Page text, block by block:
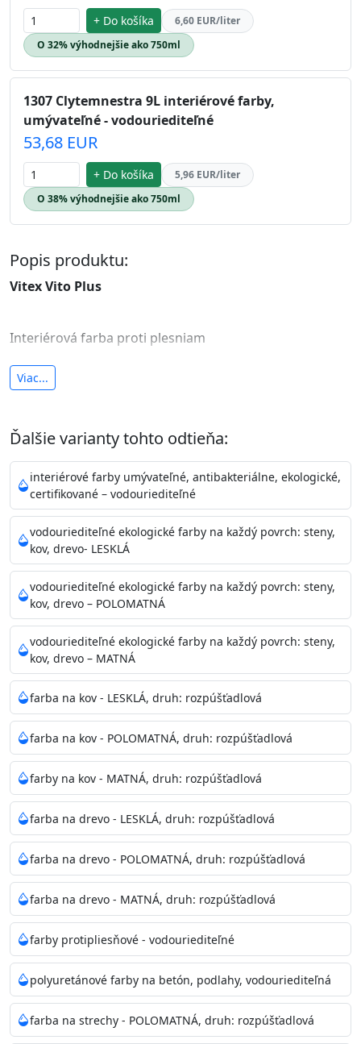
+ Do košíka
6,60 EUR/liter
O 32% výhodnejšie ako 750ml
1307 Clytemnestra 9L interiérové farby,
umývateľné - vodouriediteľné
53,68 EUR
+ Do košíka
5,96 EUR/liter
O 38% výhodnejšie ako 750ml
Popis produktu:
Vitex Vito Plus
Interiérová farba proti plesniam
antibakteriálna a umývateľná
Je interiérová protiplesňová farba s iónmi
Vďaka svojmu špeciálnemu zloženiu
znižuje (o 99,9%) množstvo baktérií na povrchu náteru.
Preto jevhodná na nátery priestor s
vysokými nárokmi na hygienickú čistotu ako sú
nemocnice, pôrodnice, operačné
sály, potravinárske priestory, detské izby, školy,
škôlky, telocvične, a samozrejme je
vhodná aj do bežných priestorov. Je plne umývateľná
(trieda 2 podľa EN 13300) pri
zachovaní priedušnosti vodných pár z natretých
povrchov. Má vynikajúcu kryciu schopnosť,
vysokú výdatnosť a výborný rozliv. Je možné ju tónovať v
bohatej škále odtieňov.
Odtieň: Biela + je možné tónovať podľa RAL, NCS,
Pantone
Informácie k aplikácií
Pred použitím farbu narieďte do 10% vodou podľa
spôsobu aplikácie. Dobre premiešajte a občas opakujte
aj počas náteru. Naneste jednu
vrstvu štetcom, valčekom alebo striekacou pištoľou
farba zasychá na dotyk po 30-60min./23°C po
dokonalom preschnutí minimálne 3-
4hod/23°C je možné aplikovať ďalšiu vrstvu náteru.
Doba schnutia je závislá na poveternostných
podmienkach s vyššou vlhkosťou a nižšou
teplotou sa doba schnutia predlžuje.
Viac...
Ďalšie varianty tohto odtieňa:
interiérové farby umývateľné, antibakteriálne, ekologické,
certifikované – vodouriediteľné
vodouriediteľné ekologické farby na každý povrch: steny,
kov, drevo- LESKLÁ
vodouriediteľné ekologické farby na každý povrch: steny,
kov, drevo – POLOMATNÁ
vodouriediteľné ekologické farby na každý povrch: steny,
kov, drevo – MATNÁ
farba na kov - LESKLÁ, druh: rozpúšťadlová
farba na kov - POLOMATNÁ, druh: rozpúšťadlová
farby na kov - MATNÁ, druh: rozpúšťadlová
farba na drevo - LESKLÁ, druh: rozpúšťadlová
farba na drevo - POLOMATNÁ, druh: rozpúšťadlová
farba na drevo - MATNÁ, druh: rozpúšťadlová
farby protipliesňové - vodouriediteľné
polyuretánové farby na betón, podlahy, vodouriediteľná
farba na strechy - POLOMATNÁ, druh: rozpúšťadlová